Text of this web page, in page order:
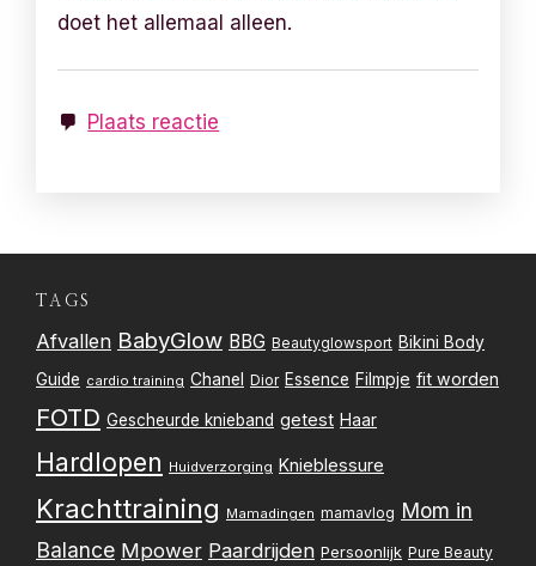
doet het allemaal alleen.
Plaats reactie
TAGS
Afvallen BabyGlow BBG Beautyglowsport Bikini Body
Guide cardio training Chanel Dior Essence Filmpje fit worden
FOTD Gescheurde knieband getest Haar
Hardlopen Huidverzorging Knieblessure
Krachttraining Mamadingen mamavlog Mom in
Balance Mpower Paardrijden Persoonlijk Pure Beauty